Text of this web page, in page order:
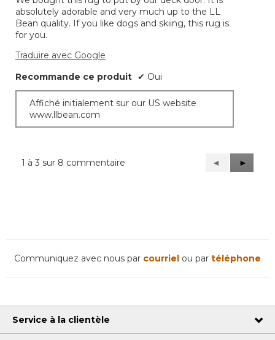
5.
absolutely adorable and very much up to the LL
Bean quality. If you like dogs and skiing, this rug is
for you.
Traduire avec Google
Recommande ce produit ✔ Oui
Affiché initialement sur our US website
www.llbean.com
1 à 3 sur 8 commentaire
Précédent
Reviews
◄
Suivant
Reviews
►
Communiquez avec nous par courriel ou par téléphone
Service à la clientèle